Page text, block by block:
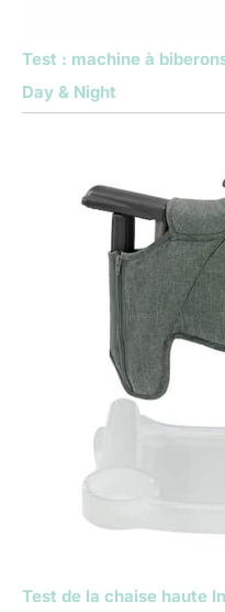
Test : machine à
Day & Night
Test de la chaise haute